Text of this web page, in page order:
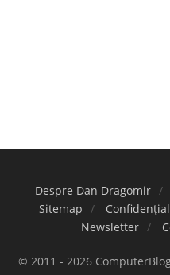
Despre Dan Dragomir
Sitemap
Newsletter
© 2011 - 2026